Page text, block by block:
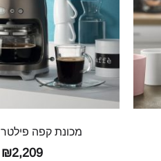
מכונת קפה פילטר DCF02
₪2,209